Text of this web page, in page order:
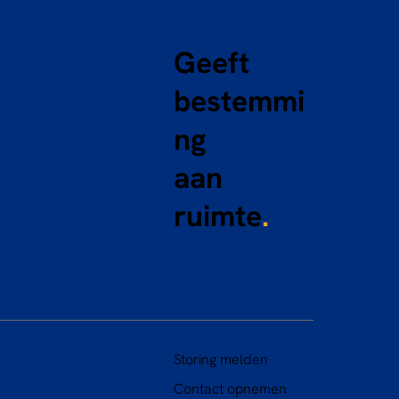
Geeft
bestemmi
ng
aan
ruimte.
Storing melden
Contact opnemen